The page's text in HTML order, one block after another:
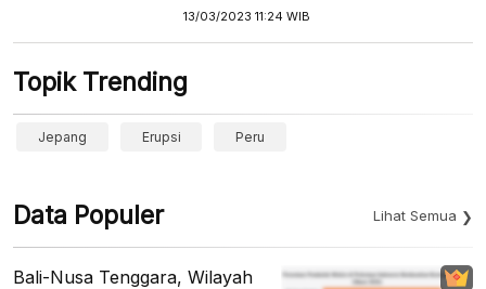
13/03/2023 11:24 WIB
Topik Trending
Jepang Erupsi Peru
Data Populer Lihat Semua
Bali-Nusa Tenggara, Wilayah